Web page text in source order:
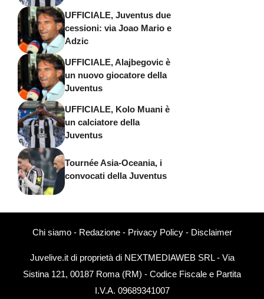
UFFICIALE, Juventus due
cessioni: via Joao Mario e
Adzic
UFFICIALE, Alajbegovic è
un nuovo giocatore della
Juventus
UFFICIALE, Kolo Muani è
un calciatore della
Juventus
Tournée Asia-Oceania, i
convocati della Juventus
Chi siamo- Redazione- Privacy Policy- Disclaimer
Juvelive.it di proprietà di NEXTMEDIAWEB SRL - Via
Sistina 121, 00187 Roma (RM) - Codice Fiscale e Partita
I.V.A. 09689341007